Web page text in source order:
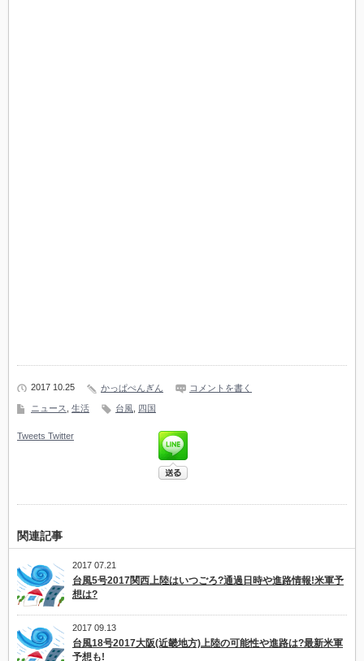
2017 10.25 かっぱぺんぎん コメントを書く
ニュース 生活 台風 四国
Tweets Twitter
関連記事
2017 07.21
台風5号2017関西上陸はいつごろ?通過日時や進路情報!米軍予
想は?
2017 09.13
台風18号2017大阪(近畿地方)上陸の可能性や進路は?最新米軍
予想も!